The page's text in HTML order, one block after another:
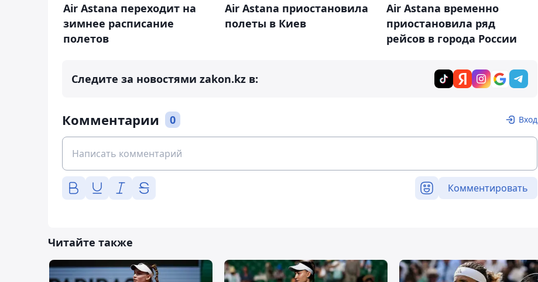
Air Astana переходит на
зимнее расписание
полетов
Air Astana приостановила
полеты в Киев
Air Astana временно
приостановила ряд
рейсов в города России
Следите за новостями zakon.kz в:
Комментарии 0 Вход
Комментировать
Читайте также